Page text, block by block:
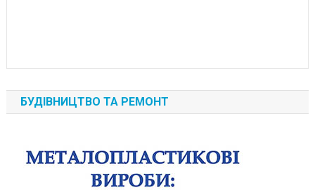
БУДІВНИЦТВО ТА РЕМОНТ